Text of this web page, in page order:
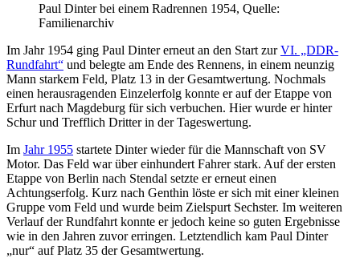
Paul Dinter bei einem Radrennen 1954, Quelle:
Familienarchiv
Im Jahr 1954 ging Paul Dinter erneut an den Start zurVI. „DDR-
Rundfahrt“ und belegte am Ende des Rennens, in einem neunzig
Mann starkem Feld, Platz 13 in der Gesamtwertung. Nochmals
einen herausragenden Einzelerfolg konnte er auf der Etappe von
Erfurt nach Magdeburg für sich verbuchen. Hier wurde er hinter
Schur und Trefflich Dritter in der Tageswertung.
Im Jahr 1955 startete Dinter wieder für die Mannschaft von SV
Motor. Das Feld war über einhundert Fahrer stark. Auf der ersten
Etappe von Berlin nach Stendal setzte er erneut einen
Achtungserfolg. Kurz nach Genthin löste er sich mit einer kleinen
Gruppe vom Feld und wurde beim Zielspurt Sechster. Im weiteren
Verlauf der Rundfahrt konnte er jedoch keine so guten Ergebnisse
wie in den Jahren zuvor erringen. Letztendlich kam Paul Dinter
„nur“ auf Platz 35 der Gesamtwertung.